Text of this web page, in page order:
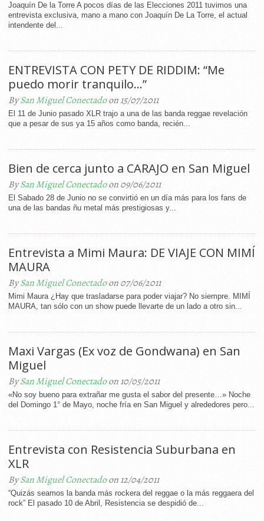
Joaquín De la Torre A pocos días de las Elecciones 2011 tuvimos una
entrevista exclusiva, mano a mano con Joaquín De La Torre, el actual
intendente del...
ENTREVISTA CON PETY DE RIDDIM: “Me
puedo morir tranquilo…”
BySan Miguel Conectadoon 15/07/2011
El 11 de Junio pasado XLR trajo a una de las banda reggae revelación
que a pesar de sus ya 15 años como banda, recién...
Bien de cerca junto a CARAJO en San Miguel
BySan Miguel Conectadoon 09/06/2011
El Sabado 28 de Junio no se convirtió en un día más para los fans de
una de las bandas ñu metal más prestigiosas y...
Entrevista a Mimi Maura: DE VIAJE CON MIMÍ
MAURA
BySan Miguel Conectadoon 07/06/2011
Mimi Maura ¿Hay que trasladarse para poder viajar? No siempre. MIMÍ
MAURA, tan sólo con un show puede llevarte de un lado a otro sin...
Maxi Vargas (Ex voz de Gondwana) en San
Miguel
BySan Miguel Conectadoon 10/05/2011
«No soy bueno para extrañar me gusta el sabor del presente…» Noche
del Domingo 1° de Mayo, noche fría en San Miguel y alrededores pero...
Entrevista con Resistencia Suburbana en
XLR
BySan Miguel Conectadoon 12/04/2011
“Quizás seamos la banda más rockera del reggae o la más reggaera del
rock” El pasado 10 de Abril, Resistencia se despidió de...